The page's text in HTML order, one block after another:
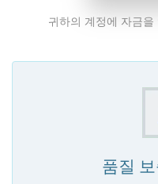
귀하의 계정에 자금
품질